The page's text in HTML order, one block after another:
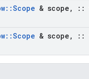
::Scope & scope , ::
::Scope & scope , ::